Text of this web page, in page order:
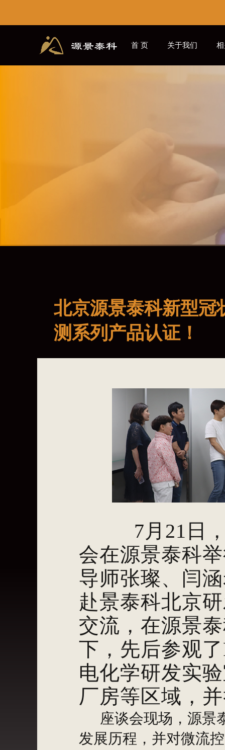
首 页 关于我们
北京源景泰科新型冠
测系列产品认证！
7月21日
会在源景泰科
导师张璨、闫
赴景泰科北京
交流，在源景
下，先后参观
电化学研发实
厂房等区域，
座谈会现场，源景
发展历程，并对微流